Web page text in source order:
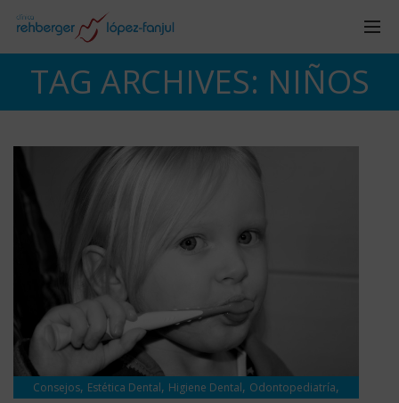
TAG ARCHIVES: NIÑOS
Consejos, Estética Dental, Higiene Dental, Odontopediatría,